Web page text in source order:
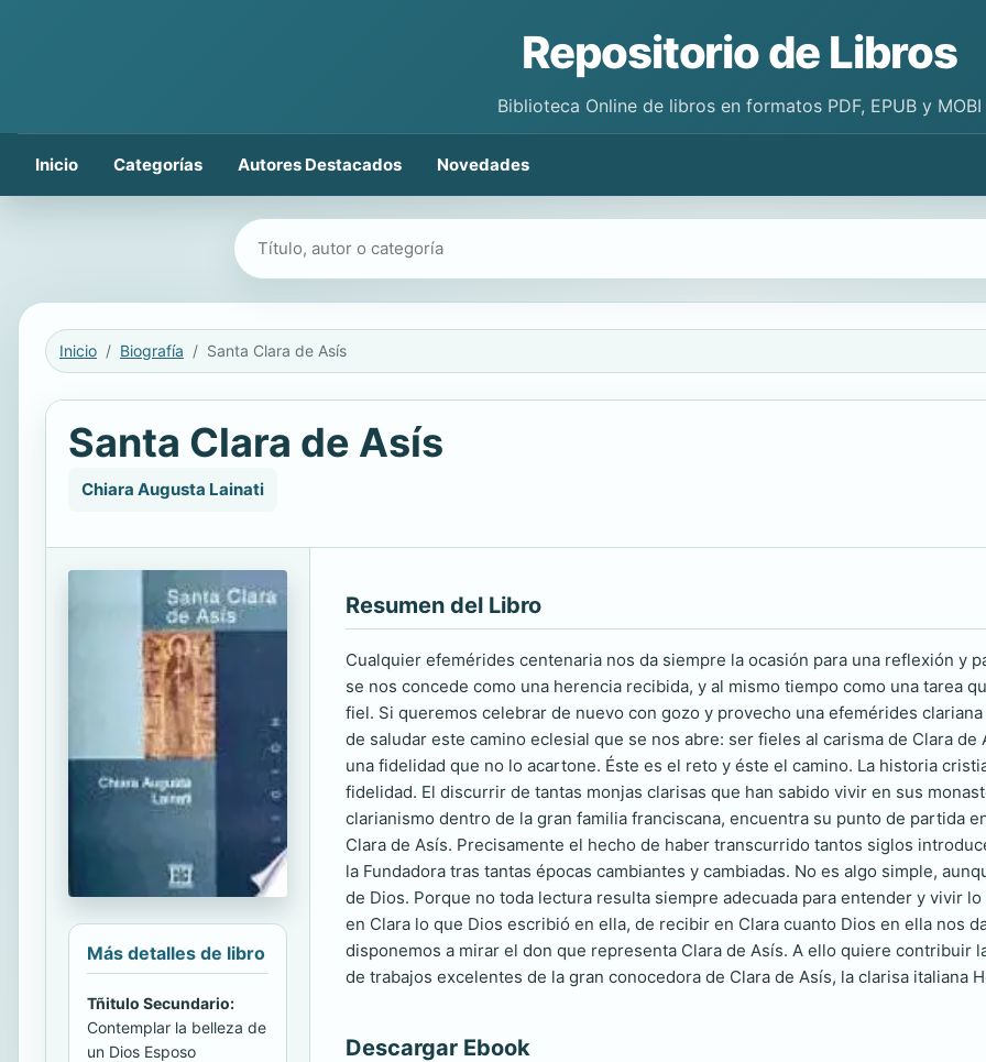
Repositorio de Libros
Biblioteca Online de libros en formatos PDF, EPUB y MOBI
Inicio Categorías Autores Destacados Novedades
Buscar libros
Inicio Biografía Santa Clara de Asís
Santa Clara de Asís
Chiara Augusta Lainati
Más detalles de libro
Tñitulo Secundario:
Contemplar la belleza de
un Dios Esposo
Resumen del Libro
Cualquier efemérides centenaria nos da siempre la ocasión para una reflexión y
se nos concede como una herencia recibida, y al mismo tiempo como una tarea
fiel. Si queremos celebrar de nuevo con gozo y provecho una efemérides
de saludar este camino eclesial que se nos abre: ser fieles al carisma de Clara
una fidelidad que no lo acartone. Éste es el reto y éste el camino. La historia
fidelidad. El discurrir de tantas monjas clarisas que han sabido vivir en sus
clarianismo dentro de la gran familia franciscana, encuentra su punto de partida
Clara de Asís. Precisamente el hecho de haber transcurrido tantos siglos
la Fundadora tras tantas épocas cambiantes y cambiadas. No es algo simple,
de Dios. Porque no toda lectura resulta siempre adecuada para entender y vivir
en Clara lo que Dios escribió en ella, de recibir en Clara cuanto Dios en ella nos
disponemos a mirar el don que representa Clara de Asís. A ello quiere contribuir
de trabajos excelentes de la gran conocedora de Clara de Asís, la clarisa italiana
Descargar Ebook